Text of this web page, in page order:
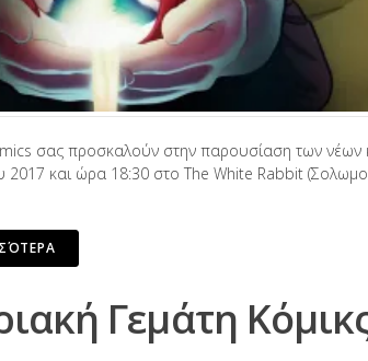
σας προσκαλούν στην παρουσίαση των νέων
2017 και ώρα 18:30 στο The White Rabbit
Γεμάτη